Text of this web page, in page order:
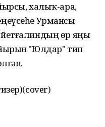
халыҡ-ара,
Урмансы
өр яңы
"Юлдар" тип